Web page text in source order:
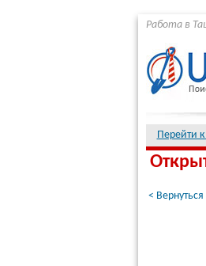
Работа в
Перейти
< Вернуться